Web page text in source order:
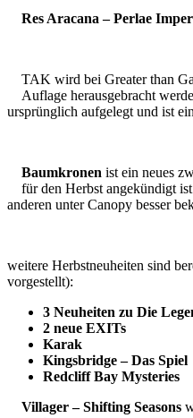
Res Aracana – Perlae
TAK wird bei Greater than
Auflage herausgebracht
ursprünglich aufgelegt und ist
Baumkronen ist ein neues
für den Herbst angekündigt
anderen unter Canopy besser
weitere Herbstneuheiten sind
vorgestellt):
3 Neuheiten zu Die
2 neue EXITs
Karak
Kingsbridge – Das Spiel
Redcliff Bay Mysteries
Villager – Shifting Seasons